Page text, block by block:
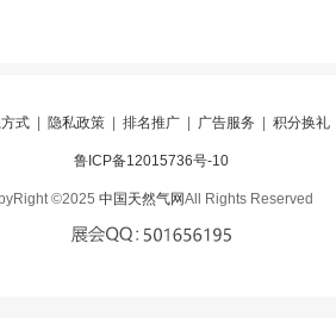
式 隐私政策 排名推广 广告服务 积分换礼
鲁ICP备12015736号-10
©2025 中国天然气网All Rights Reserved